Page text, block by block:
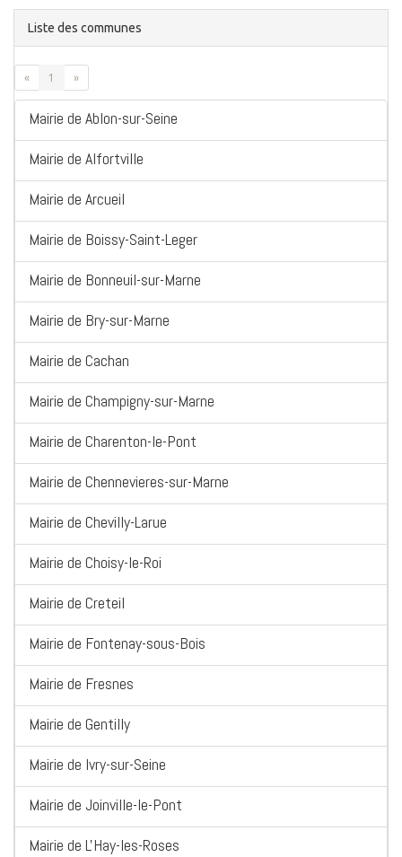
Liste des communes
« 1 »
Mairie de Ablon-sur-Seine
Mairie de Alfortville
Mairie de Arcueil
Mairie de Boissy-Saint-Leger
Mairie de Bonneuil-sur-Marne
Mairie de Bry-sur-Marne
Mairie de Cachan
Mairie de Champigny-sur-Marne
Mairie de Charenton-le-Pont
Mairie de Chennevieres-sur-Marne
Mairie de Chevilly-Larue
Mairie de Choisy-le-Roi
Mairie de Creteil
Mairie de Fontenay-sous-Bois
Mairie de Fresnes
Mairie de Gentilly
Mairie de Ivry-sur-Seine
Mairie de Joinville-le-Pont
Mairie de L'Hay-les-Roses